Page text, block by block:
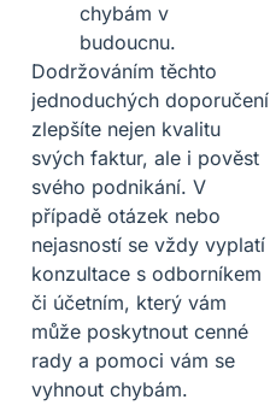
chybám v
budoucnu.
Dodržováním těchto
jednoduchých doporučení
zlepšíte nejen kvalitu
svých faktur, ale i pověst
svého podnikání. V
případě otázek nebo
nejasností se vždy vyplatí
konzultace s odborníkem
či účetním, který vám
může poskytnout cenné
rady a pomoci vám se
vyhnout chybám.